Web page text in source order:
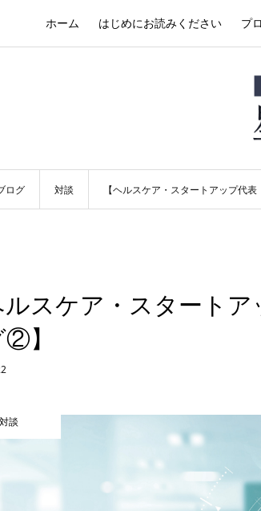
ホーム はじめにお読みください プ
ログ 対談 【ヘルスケア・スタートアップ代
ルスケア・スタート
】
対談